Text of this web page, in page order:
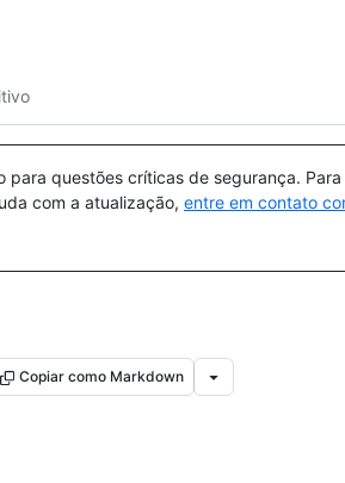
questões críticas de segurança.
com a atualização, entre em contato
Copiar como Markdown